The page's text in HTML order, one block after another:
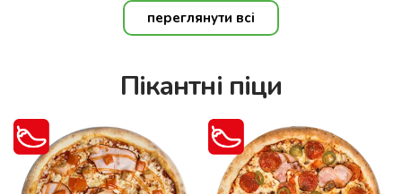
переглянути всі
Пікантні піци